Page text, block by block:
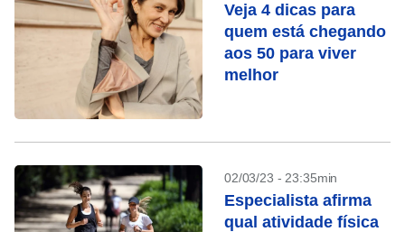
Veja 4 dicas para
quem está chegando
aos 50 para viver
melhor
02/03/23 - 23:35min
Especialista afirma
qual atividade física